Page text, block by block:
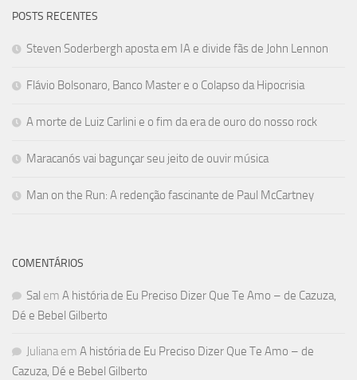
POSTS RECENTES
Steven Soderbergh aposta em IA e divide fãs de John Lennon
Flávio Bolsonaro, Banco Master e o Colapso da Hipocrisia
A morte de Luiz Carlini e o fim da era de ouro do nosso rock
Maracanós vai bagunçar seu jeito de ouvir música
Man on the Run: A redenção fascinante de Paul McCartney
COMENTÁRIOS
Sal em A história de Eu Preciso Dizer Que Te Amo – de Cazuza,
Dé e Bebel Gilberto
Juliana em A história de Eu Preciso Dizer Que Te Amo – de
Cazuza, Dé e Bebel Gilberto